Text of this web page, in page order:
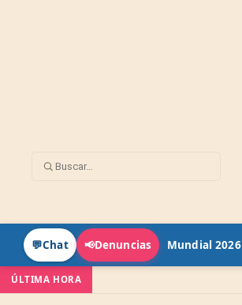
💬Chat 📢Denuncias Mundial 2026
ÚLTIMA HORA